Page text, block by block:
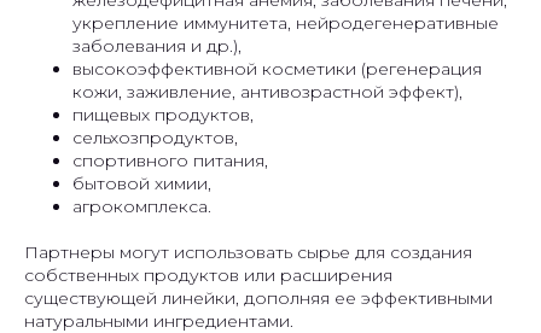
укрепление иммунитета, нейродегенеративные
заболевания и др.),
высокоэффективной косметики (регенерация
кожи, заживление, антивозрастной эффект),
пищевых продуктов,
сельхозпродуктов,
спортивного питания,
бытовой химии,
агрокомплекса.
Партнеры могут использовать сырье для создания
собственных продуктов или расширения
существующей линейки, дополняя ее эффективными
натуральными ингредиентами.